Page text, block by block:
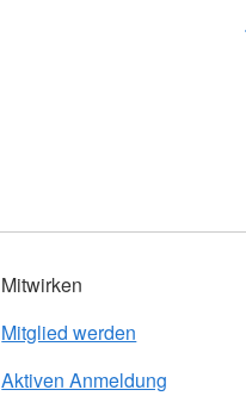
Mitwirken
Mitglied werden
Aktiven Anmeldung